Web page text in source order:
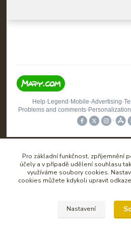
Kontakt
Pro základní funkčnost, zpříjemnění
účely a v případě udělení souhlasu
využíváme soubory cookies.
cookies můžete kdykoli upravit
Nastavení